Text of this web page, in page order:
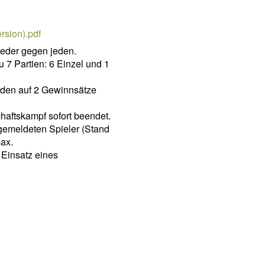
gegen jeden.
7 Partien: 6 Einzel und 1
auf 2 Gewinnsätze
sofort beendet.
Spieler (Stand
eines